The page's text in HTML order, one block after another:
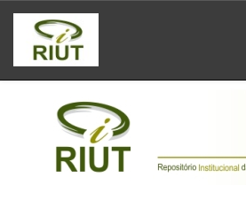
Skip
navigation